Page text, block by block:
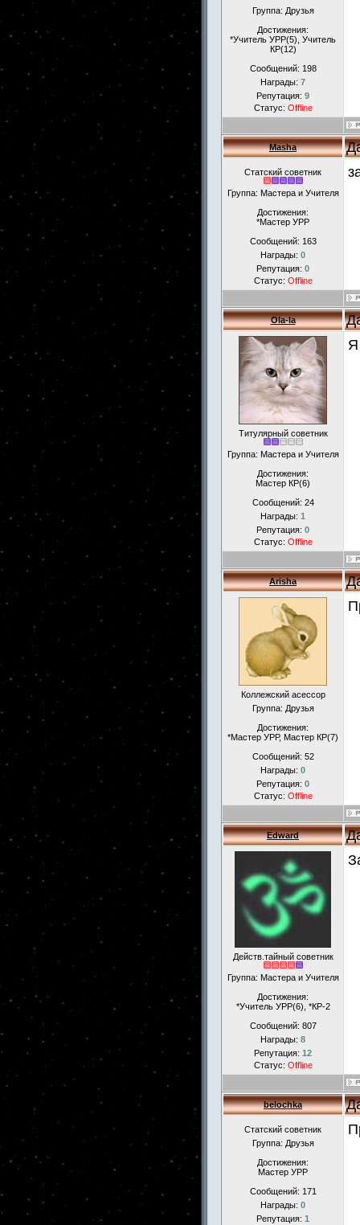
Группа: Друзья
Достижения:
*Учитель УРР(5), Учитель
КР(12)
Сообщений: 198
Награды: 7
Репутация: 9
Статус: Offline
Masha
Статский советник
Группа: Мастера и Учителя
Достижения:
*Мастер УРР
Сообщений: 163
Награды: 0
Репутация: 0
Статус: Offline
Ola-la
Титулярный советник
Группа: Мастера и Учителя
Достижения:
Мастер КР(6)
Сообщений: 24
Награды: 1
Репутация: 0
Статус: Offline
Arisha
Коллежский асессор
Группа: Друзья
Достижения:
*Мастер УРР, Мастер КР(7)
Сообщений: 52
Награды: 0
Репутация: 0
Статус: Offline
Edward
Действ.тайный советник
Группа: Мастера и Учителя
Достижения:
*Учитель УРР(6), *КР-2
Сообщений: 807
Награды: 8
Репутация: 12
Статус: Offline
belochka
Статский советник
Группа: Друзья
Достижения:
Мастер УРР
Сообщений: 171
Награды: 0
Репутация: 1